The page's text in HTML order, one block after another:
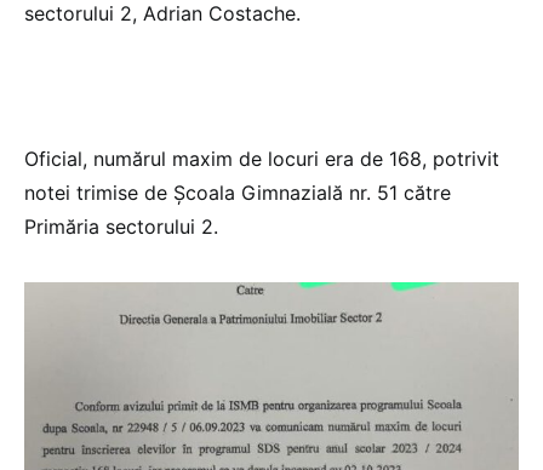
sectorului 2, Adrian Costache.
Oficial, numărul maxim de locuri era de 168, potrivit
notei trimise de Școala Gimnazială nr. 51 către
Primăria sectorului 2.